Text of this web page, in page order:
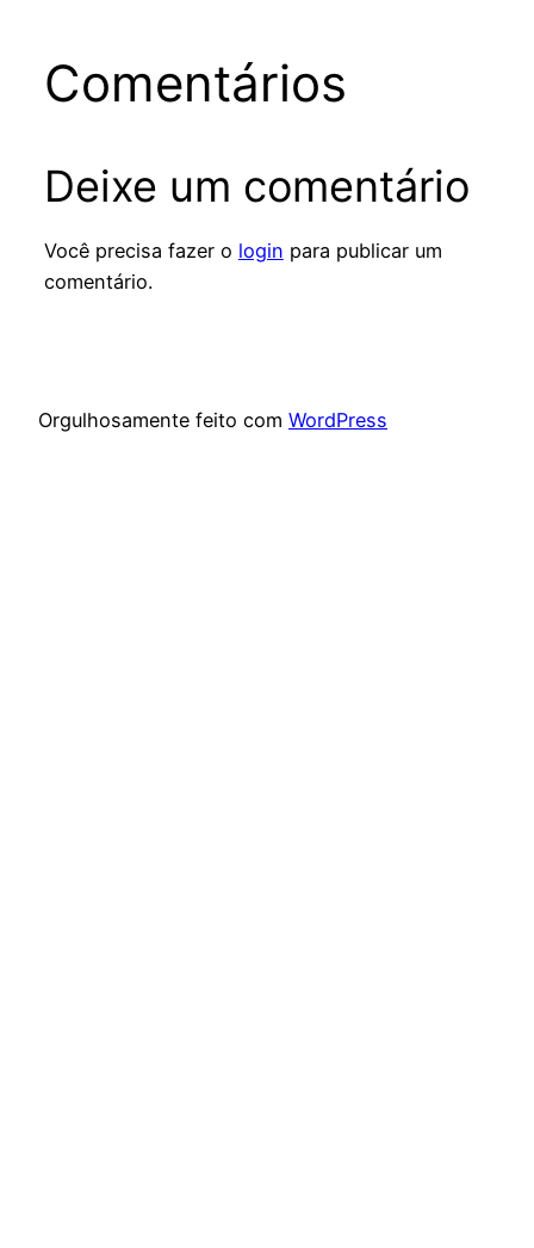
Comentários
Deixe um comentário
Você precisa fazer o login para publicar um
comentário.
Orgulhosamente feito com WordPress